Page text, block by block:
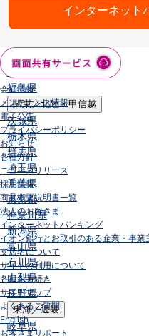
岩手県
秋田県
山形県
福島県
関東／北陸・甲信越
茨城県
栃木県
群馬県
埼玉県
千葉県
東京都
神奈川県
新潟県
富山県
石川県
山梨県
長野県
東海／近畿
岐阜県
インターネット
会社情報
メンテナンス情報
電子公告
プライバシーポリシー
お知らせ
各種方針
ニュースリリース
採用情報
商品概要説明書一覧
法人のお客さま
インターネットバンキング
イオン銀行とお取引のある企業・事業
支店名について
サイトの利用について
各種お手続き
サイトマップ
よくあるご質問
English
お客さまサポート